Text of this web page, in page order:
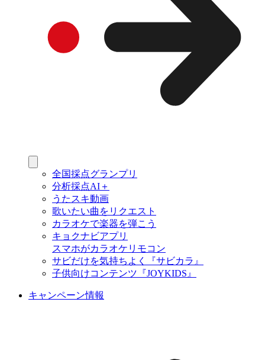
全国採点グランプリ
分析採点AI＋
うたスキ動画
歌いたい曲をリクエスト
カラオケで楽器を弾こう
キョクナビアプリ
スマホがカラオケリモコン
サビだけを気持ちよく『サビカラ』
子供向けコンテンツ『JOYKIDS』
キャンペーン情報